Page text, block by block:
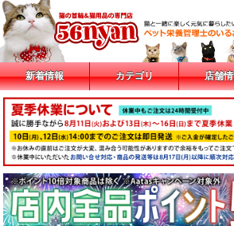
新着情報 カテゴリ 店舗